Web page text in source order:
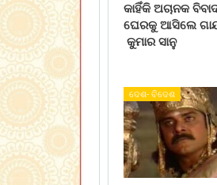
କାହିଁକି ଅଚାନକ
ଘେରକୁ ଆସିଲେ
କୁମାର ସାନୁ
ଦେଶ- ବିଦେଶ